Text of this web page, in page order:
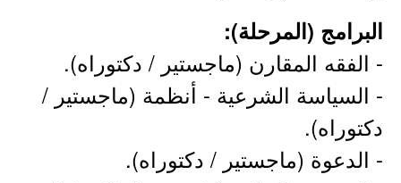
البرامج (المرحلة):
- الفقه المقارن (ماجستير / دكتوراه).
- السياسة الشرعية - أنظمة (ماجستير /
دكتوراه).
- الدعوة (ماجستير / دكتوراه).